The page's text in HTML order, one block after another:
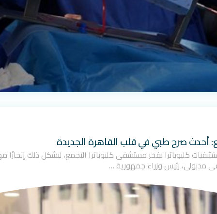
أحدث صرح طبي في قلب القاهرة الجديدة
مجموعة مستشفيات كليوباترا بفخر مستشفى كليوباترا التجمع، ليشكل ذلك
مدبولي، رئيس وزراء جمهورية …